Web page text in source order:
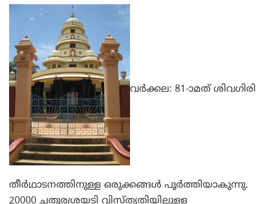
വര്‍ക്കല: 81-ാമത് ശിവഗിരി
തീര്‍ഥാടനത്തിനുള്ള ഒരുക്കങ്ങള്‍ പൂര്‍ത്തിയാകുന്നു.
20000 ചതുരശ്രയടി വിസ്തൃതിയിലുള്ള